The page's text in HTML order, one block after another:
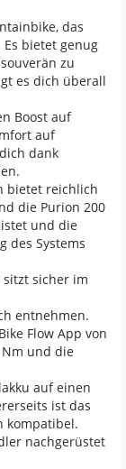
das
bietet genug
zu
es dich überall
Boost auf
auf
dank
bietet reichlich
die Purion 200
und die
des Systems
sitzt sicher im
entnehmen.
Flow App von
und die
auf einen
ist das
kompatibel.
nachgerüstet